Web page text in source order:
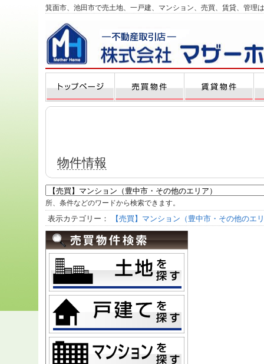
箕面市、池田市で売土地、一戸建、マンション、売買、賃貸、管理
物件情報
所、条件などのワードから検索できます。
表示カテゴリー： 【売買】マンション（豊中市・その他のエ